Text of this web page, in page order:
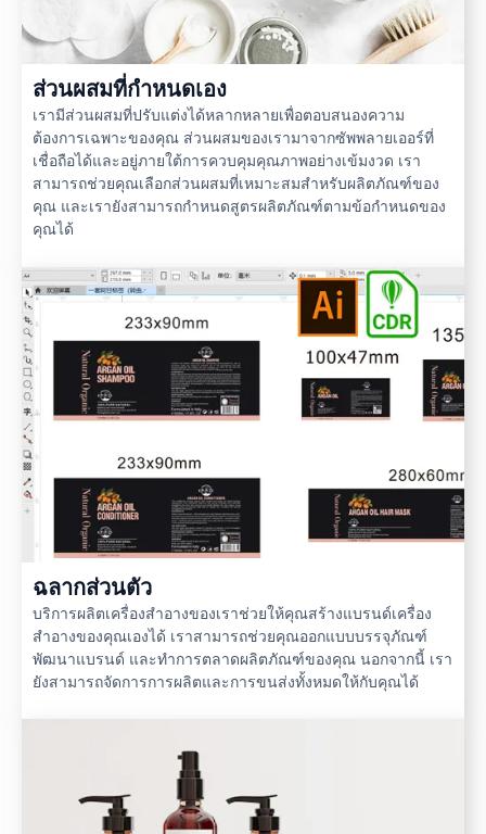
ส่วนผสมที่กำหนดเอง
เรามีส่วนผสมที่ปรับแต่งได้หลากหลายเพื่อตอบสนองความ
ต้องการเฉพาะของคุณ ส่วนผสมของเรามาจากซัพพลายเออร์ที่
เชื่อถือได้และอยู่ภายใต้การควบคุมคุณภาพอย่างเข้มงวด เรา
สามารถช่วยคุณเลือกส่วนผสมที่เหมาะสมสำหรับผลิตภัณฑ์ของ
คุณ และเรายังสามารถกำหนดสูตรผลิตภัณฑ์ตามข้อกำหนดของ
คุณได้
ฉลากส่วนตัว
บริการผลิตเครื่องสำอางของเราช่วยให้คุณสร้างแบรนด์เครื่อง
สำอางของคุณเองได้ เราสามารถช่วยคุณออกแบบบรรจุภัณฑ์
พัฒนาแบรนด์ และทำการตลาดผลิตภัณฑ์ของคุณ นอกจากนี้ เรา
ยังสามารถจัดการการผลิตและการขนส่งทั้งหมดให้กับคุณได้